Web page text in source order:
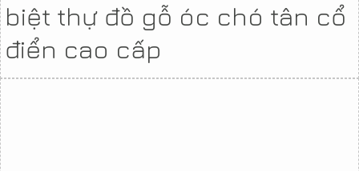
biệt thự đồ gỗ óc chó tân cổ
điển cao cấp